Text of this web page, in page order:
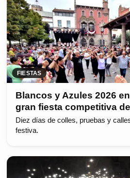
FIESTAS
Blancos y Azules 2026
gran fiesta competitiva
Diez días de colles, pruebas y
festiva.